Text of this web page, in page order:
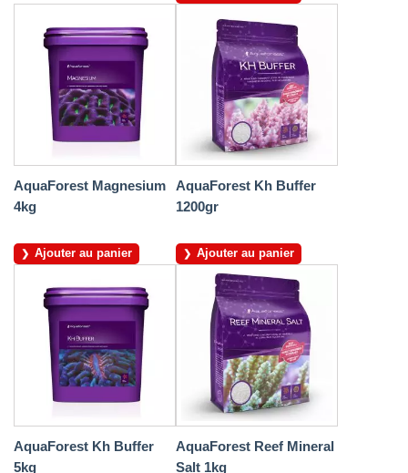
AquaForest Magnesium
4kg
Ajouter au panier
AquaForest Kh Buffer
1200gr
Ajouter au panier
AquaForest Kh Buffer
5kg
AquaForest Reef Mineral
Salt 1kg